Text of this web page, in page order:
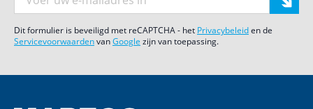
Dit formulier is beveiligd met reCAPTCHA - het Privacybeleiden de
ServicevoorwaardenvanGoogle zijn van toepassing.